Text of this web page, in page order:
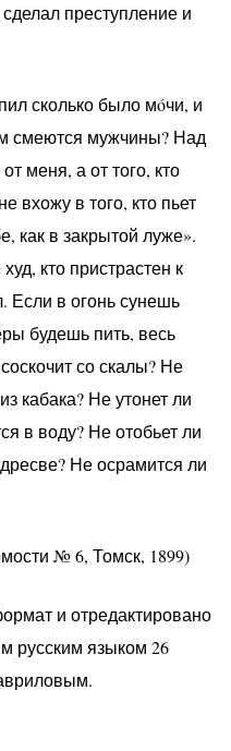
преступление и
сколько было мóчи, и
смеются мужчины? Над
меня, а от того, кто
вхожу в того, кто пьет
как в закрытой луже».
кто пристрастен к
Если в огонь сунешь
будешь пить, весь
со скалы? Не
кабака? Не утонет ли
в воду? Не отобьет ли
Не осрамится ли
№ 6, Томск, 1899)
и отредактировано
русским языком 26